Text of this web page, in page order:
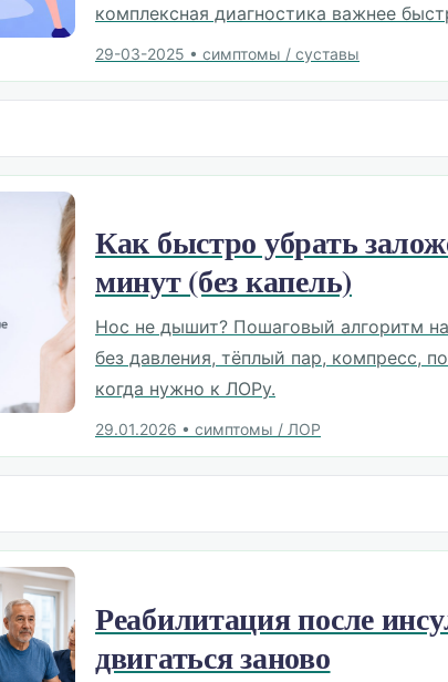
комплексная диагностика важнее
29-03-2025 • симптомы / суставы
Как быстро убрать
минут (без капель)
Нос не дышит? Пошаговый алгоритм
без давления, тёплый пар, компресс,
когда нужно к ЛОРу.
29.01.2026 • симптомы / ЛОР
Реабилитация после
двигаться заново